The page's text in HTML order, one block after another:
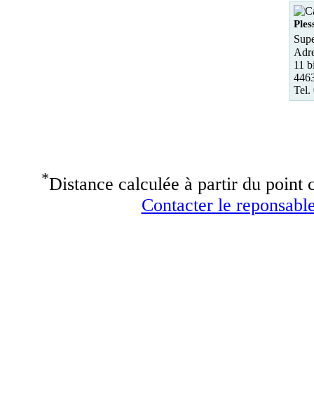
11
Tel.
*Distance calculée à partir du point
Contacter le